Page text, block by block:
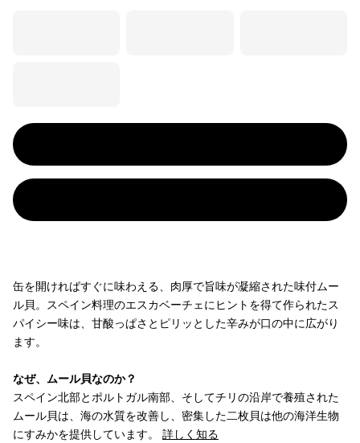
缶を開ければすぐに味わえる、肉厚で旨味が凝縮された味付ムー
ル貝。スペイン料理のエスカベーチェにヒントを得て作られたス
パイシー味は、甘酸っぱさとピリッとした辛みが口の中に広がり
ます。
なぜ、ムール貝なのか？
スペイン北部とポルトガル南部、そしてチリの沿岸で養殖された
ムール貝は、海の水質を改善し、密集した二枚貝は他の海洋生物
にすみかを提供しています。 詳しく知る